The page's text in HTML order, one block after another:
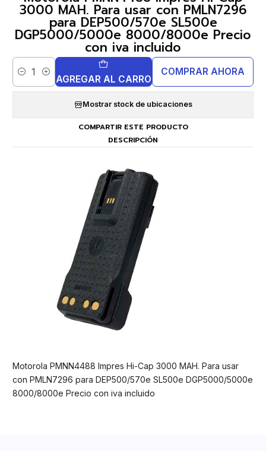
3000 MAH. Para usar con PMLN7296
para DEP500/570e SL500e
DGP5000/5000e 8000/8000e Precio
con iva incluido
Cantidad AGREGAR AL CARRO
COMPRAR AHORA
Mostrar stock de ubicaciones
COMPARTIR ESTE PRODUCTO
DESCRIPCIÓN
Motorola PMNN4488 Impres Hi-Cap 3000 MAH. Para usar
con PMLN7296 para DEP500/570e SL500e DGP5000/5000e
8000/8000e Precio con iva incluido